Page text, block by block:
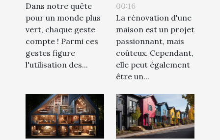
linge
Dans notre quête
pour un monde plus
vert, chaque geste
compte ! Parmi ces
gestes figure
l'utilisation des...
valeur de votre
propriété
00:16
La rénovation d'une
maison est un projet
passionnant, mais
coûteux. Cependant,
elle peut également
être un...